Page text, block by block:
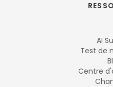
AI
Test de
Centre